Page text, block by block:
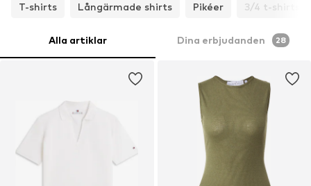
T-shirts
Långärmade shirts Pikéer 3/4 t-shirts
Alla artiklar Dina erbjudanden 28